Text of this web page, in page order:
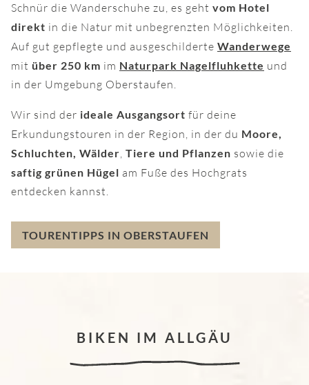
Schnür die Wanderschuhe zu, es geht vom Hotel
direkt in die Natur mit unbegrenzten Möglichkeiten.
Auf gut gepflegte und ausgeschilderte Wanderwege
mit über 250 km im Naturpark Nagelfluhkette und
in der Umgebung Oberstaufen.
Wir sind der ideale Ausgangsort für deine
Erkundungstouren in der Region, in der du Moore,
Schluchten, Wälder, Tiere und Pflanzen sowie die
saftig grünen Hügel am Fuße des Hochgrats
entdecken kannst.
TOURENTIPPS IN OBERSTAUFEN
BIKEN IM ALLGÄU